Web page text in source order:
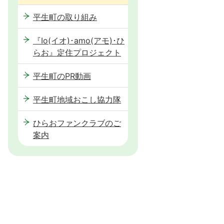
平生町の取り組み
『Io(イオ)･amo(アモ)･ひ
らお』定住プロジェクト
平生町のPR動画
平生町地域おこし協力隊
ひらおファンクラブのご
案内